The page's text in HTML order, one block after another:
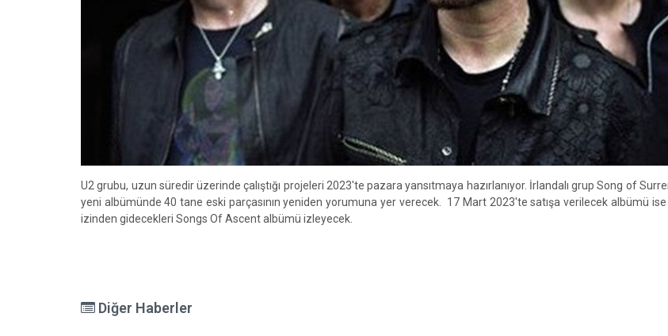
U2 grubu, uzun süredir üzerinde çalıştığı projeleri 2023'te pazara yansıtmaya hazırlanıyor. İrlandalı grup Song of
yeni albümünde 40 tane eski parçasının yeniden yorumuna yer verecek. 17 Mart 2023'te satışa verilecek albümü
izinden gidecekleri Songs Of Ascent albümü izleyecek.
Diğer Haberler